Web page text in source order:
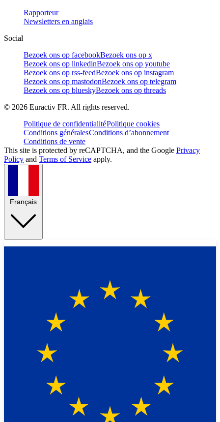
Rapporteur
Newsletters en anglais
Social
Bezoek ons op facebookBezoek ons op x
Bezoek ons op linkedinBezoek ons op youtube
Bezoek ons op rss-feedBezoek ons op instagram
Bezoek ons op mastodonBezoek ons op telegram
Bezoek ons op blueskyBezoek ons op threads
© 2026 Euractiv FR. All rights reserved.
Politique de confidentialitéPolitique cookies
Conditions généralesConditions d’abonnement
Conditions de vente
This site is protected by reCAPTCHA, and the Google Privacy
Policy and Terms of Service apply.
Français